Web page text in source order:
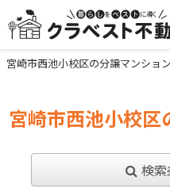
宮崎市西池小校区の分譲マンショ
宮崎市西池小校
検